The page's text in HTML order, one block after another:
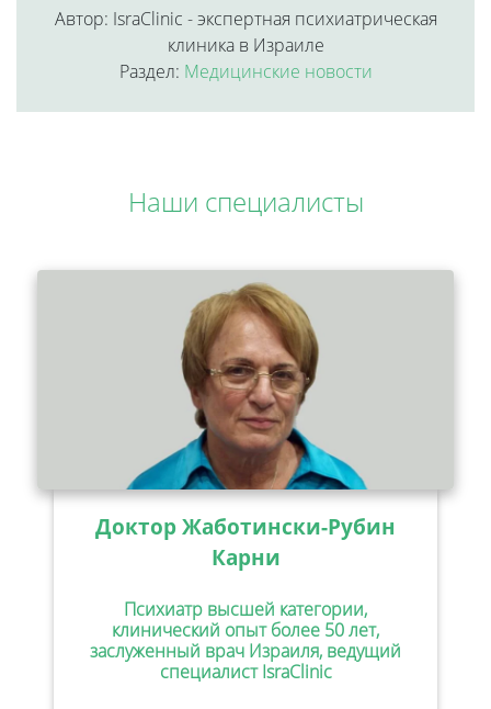
Автор: IsraClinic - экспертная психиатрическая
клиника в Израиле
Раздел: Медицинские новости
Наши специалисты
Доктор Жаботински-Рубин
Карни
Психиатр высшей категории,
клинический опыт более 50 лет,
заслуженный врач Израиля, ведущий
специалист IsraClinic